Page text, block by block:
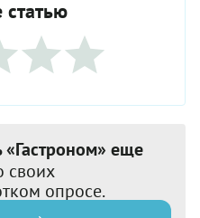
статью
«Гастроном» еще
своих
опросе.